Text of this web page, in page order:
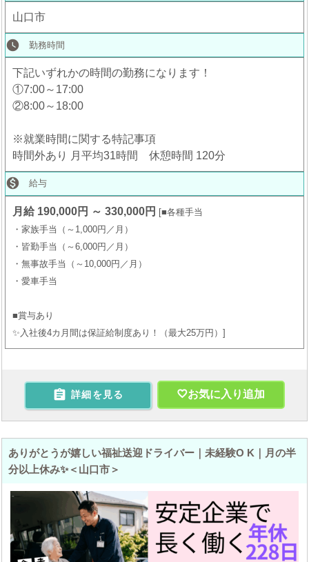
山口市
watch_later 勤務時間
下記いずれかの時間の勤務になります！
①7:00～17:00
②8:00～18:00
※就業時間に関する特記事項
時間外あり 月平均31時間 休憩時間 120分
 給与
月給 190,000円 ～ 330,000円
■各種手当
・家族手当（～1,000円／月）
・皆勤手当（～6,000円／月）
・無事故手当（～10,000円／月）
・愛車手当
■賞与あり
✨入社後4カ月間は保証給制度あり！（最大25万円）
 詳細を見る お気に入り追加
ありがとうが嬉しい福祉送迎ドライバー｜未経験O K｜月の半
分以上休み✨＜山口市＞